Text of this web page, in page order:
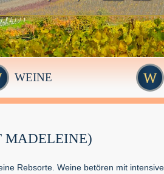
WEINE
MADELEINE)
Rebsorte. Weine betören mit